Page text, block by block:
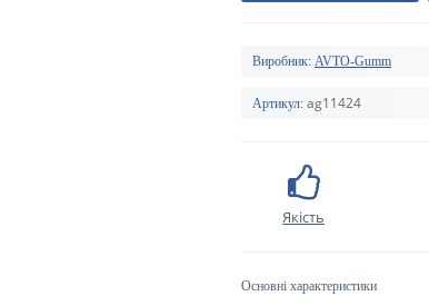
Виробник: AVTO-Gumm
Артикул: ag11424
Якість
Основні характеристики